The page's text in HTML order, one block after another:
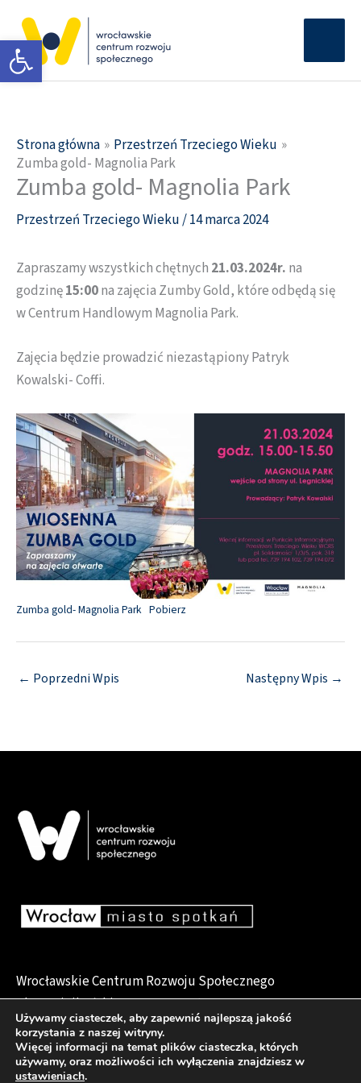
Otwórz pasek narzędzi
treści
Strona główna
Przestrzeń Trzeciego Wieku
Zumba gold- Magnolia Park
Zumba gold- Magnolia Park
Przestrzeń Trzeciego Wieku/14 marca 2024
Zapraszamy wszystkich chętnych 21.03.2024r. na
godzinę15:00na zajęcia Zumby Gold, które odbędą się
w Centrum Handlowym Magnolia Park.
Zajęcia będzie prowadzić niezastąpiony Patryk
Kowalski- Coffi.
Zumba gold- Magnolia Park Pobierz
← Poprzedni Wpis Następny Wpis →
Wrocławskie Centrum Rozwoju Społecznego
pl. Dominikański 6, 50-159 Wrocław
Deklaracja dostępności
Używamy ciasteczek, aby zapewnić najlepszą jakość
korzystania z naszej witryny.
Więcej informacji na temat plików ciasteczka, których
używamy, oraz możliwości ich wyłączenia znajdziesz w
ustawieniach.